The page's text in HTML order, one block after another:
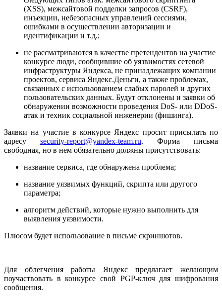
(XSS), межсайтовой подделки запросов (CSRF),
инъекции, небезопасных управлений сессиями,
ошибками в осуществлении авторизации и
идентификации и т.д.;
не рассматриваются в качестве претендентов на участие
конкурсе люди, сообщившие об уязвимостях сетевой
инфраструктуры Яндекса, не принадлежащих компании
проектов, сервиса Яндекс.Деньги, а также проблемах,
связанных с использованием слабых паролей и других
пользовательских данных. Будут отклонены и заявки об
обнаружении возможности проведения DoS- или DDoS-
атак и техник социальной инженерии (фишинга).
Заявки на участие в конкурсе Яндекс просит присылать по
адресу security-report@yandex-team.ru. Форма письма
свободная, но в нем обязательно должны присутствовать:
название сервиса, где обнаружена проблема;
название уязвимых функций, скрипта или другого
параметра;
алгоритм действий, которые нужно выполнить для
выявления уязвимости.
Плюсом будет использование в письме скриншотов.
Для облегчения работы Яндекс предлагает желающим
поучаствовать в конкурсе свой PGP-ключ для шифрования
сообщения.